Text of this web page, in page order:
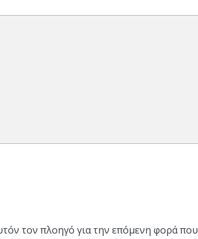
τον πλοηγό για την επόμενη φορά που